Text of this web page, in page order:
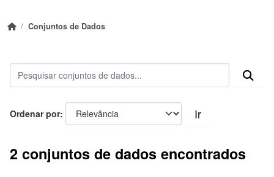
Conjuntos de Dados
Ordenar por Ir
2 conjuntos de dados encontrados